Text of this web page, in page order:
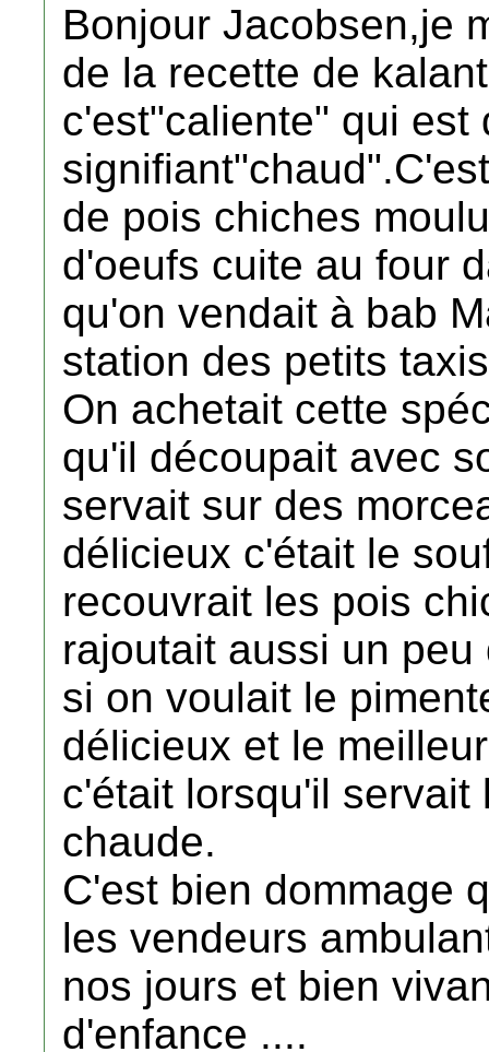
Bonjour Jacobsen,je
de la recette de
c'est"caliente" qui est
de pois chiches
d'oeufs cuite au four
qu'on vendait à bab
station des petits
On achetait cette
qu'il découpait avec
servait sur des
délicieux c'était le
recouvrait les pois
rajoutait aussi un
si on voulait le
délicieux et le
c'était lorsqu'il
chaude.
C'est bien dommage
les vendeurs
nos jours et bien
d'enfance ....